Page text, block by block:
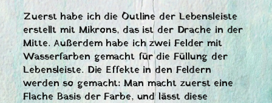
Zuerst habe ich die Outline der Lebensleiste
erstellt mit Mikrons, das ist der Drache in der
Mitte. Außerdem habe ich zwei Felder mit
Wasserfarben gemacht für die Füllung der
Lebensleiste. Die Effekte in den Feldern
werden so gemacht: Man macht zuerst eine
Flache Basis der Farbe, und lässt diese